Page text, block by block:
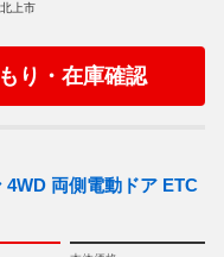
上市
り・在庫確認
4WD 両側電動ドア ETC